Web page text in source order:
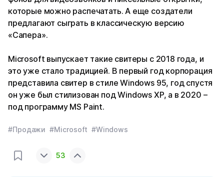
которые можно распечатать. А еще создатели
предлагают сыграть в классическую версию
«Сапера».
Microsoft выпускает такие свитеры с 2018 года, и
это уже стало традицией. В первый год корпорация
представила свитер в стиле Windows 95, год спустя
он уже был стилизован под Windows XP, а в 2020 –
под программу MS Paint.
#Продажи #Microsoft #Windows
53